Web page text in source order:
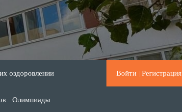
Войти | Регистрация
оздоровлении
Олимпиады